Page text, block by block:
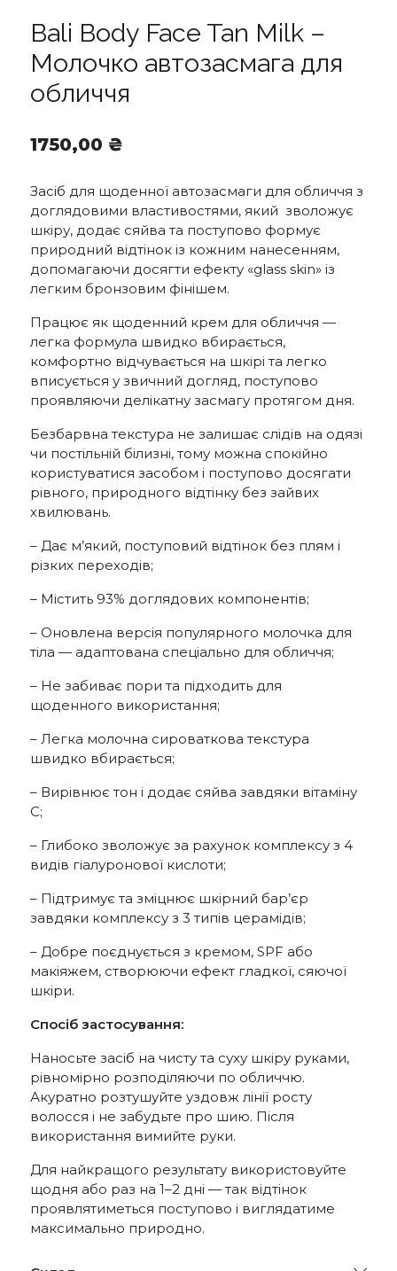
Bali Body Face Tan Milk –
Молочко автозасмага для
обличчя
1750,00 ₴
Засіб для щоденної автозасмаги для обличчя з
доглядовими властивостями, який зволожує
шкіру, додає сяйва та поступово формує
природний відтінок із кожним нанесенням,
допомагаючи досягти ефекту «glass skin» із
легким бронзовим фінішем.
Працює як щоденний крем для обличчя —
легка формула швидко вбирається,
комфортно відчувається на шкірі та легко
вписується у звичний догляд, поступово
проявляючи делікатну засмагу протягом дня.
Безбарвна текстура не залишає слідів на одязі
чи постільній білизні, тому можна спокійно
користуватися засобом і поступово досягати
рівного, природного відтінку без зайвих
хвилювань.
– Дає м’який, поступовий відтінок без плям і
різких переходів;
– Містить 93% доглядових компонентів;
– Оновлена версія популярного молочка для
тіла — адаптована спеціально для обличчя;
– Не забиває пори та підходить для
щоденного використання;
– Легка молочна сироваткова текстура
швидко вбирається;
– Вирівнює тон і додає сяйва завдяки вітаміну
C;
– Глибоко зволожує за рахунок комплексу з 4
видів гіалуронової кислоти;
– Підтримує та зміцнює шкірний бар’єр
завдяки комплексу з 3 типів церамідів;
– Добре поєднується з кремом, SPF або
макіяжем, створюючи ефект гладкої, сяючої
шкіри.
Спосіб застосування:
Наносьте засіб на чисту та суху шкіру руками,
рівномірно розподіляючи по обличчю.
Акуратно розтушуйте уздовж лінії росту
волосся і не забудьте про шию. Після
використання вимийте руки.
Для найкращого результату використовуйте
щодня або раз на 1–2 дні — так відтінок
проявлятиметься поступово і виглядатиме
максимально природно.